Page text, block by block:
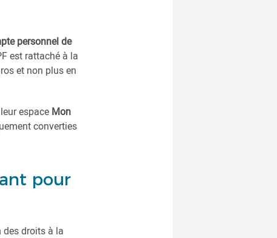
personnel de
est rattaché à la
et non plus en
espace Mon
converties
pour
des droits à la